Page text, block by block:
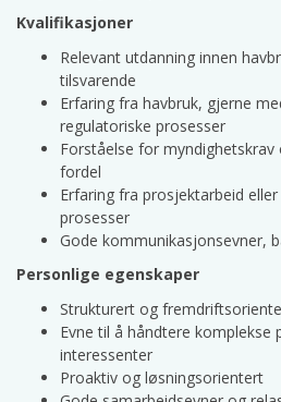
Kvalifikasjoner
Relevant utdanning innen
tilsvarende
Erfaring fra havbruk, gjerne
regulatoriske prosesser
Forståelse for
fordel
Erfaring fra prosjektarbeid
prosesser
Gode kommunikasjonsevner,
Personlige egenskaper
Strukturert og
Evne til å håndtere komplekse
interessenter
Proaktiv og løsningsorientert